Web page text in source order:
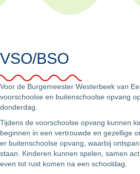
VSO/BSO
Voor de Burgemeester Westerbeek van
voorschoolse en buitenschoolse opvang
donderdag.
Tijdens de voorschoolse opvang kunnen
beginnen in een vertrouwde en gezellige
er buitenschoolse opvang, waarbij
staan. Kinderen kunnen spelen, samen
even tot rust komen na een schooldag.